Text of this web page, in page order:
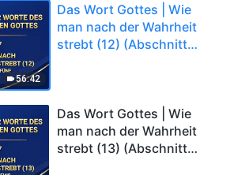
56:42
Das Wort Gottes | Wie
man nach der Wahrheit
strebt (12) (Abschnitt
Das Wort Gottes | Wie
man nach der Wahrheit
strebt (13) (Abschnitt